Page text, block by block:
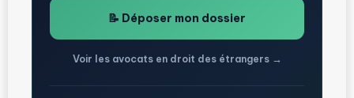
📝 Déposer mon dossier
Voir les avocats en droit des étrangers →